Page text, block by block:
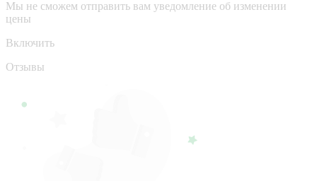
Мы не сможем отправить вам уведомление об изменении
цены
Включить
Отзывы